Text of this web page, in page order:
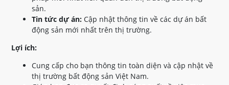
sản.
Tin tức dự án: Cập nhật thông tin về các dự án bất
động sản mới nhất trên thị trường.
Lợi ích:
Cung cấp cho bạn thông tin toàn diện và cập nhật về
thị trường bất động sản Việt Nam.